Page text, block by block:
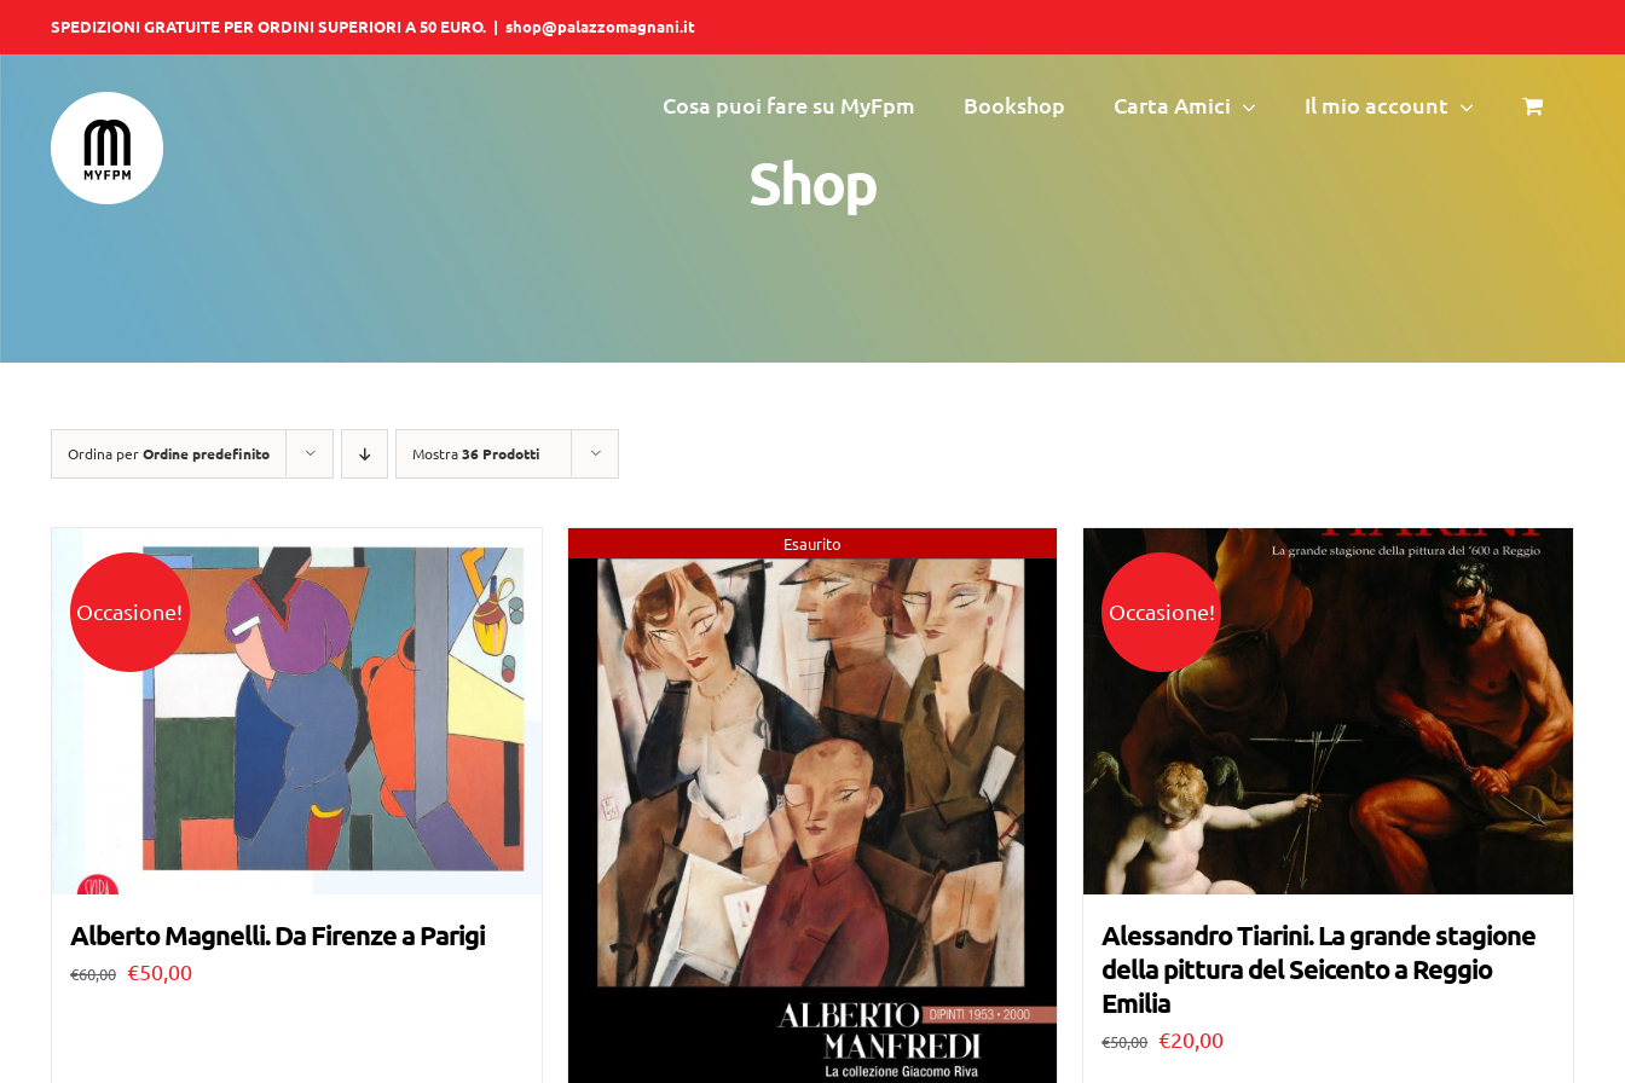
al
contenuto
SPEDIZIONI GRATUITE PER ORDINI SUPERIORI A 50 EURO. | shop@palazzomagnani.it
Cosa puoi fare su MyFpm Bookshop Carta Amici Il mio account
Shop
Ordina perOrdine predefinito Mostra36 Prodotti
Occasione!
Alberto Magnelli. Da Firenze a Parigi
€60,00 Il
€50,00Il
Esaurito
Occasione!
Alessandro Tiarini. La grande stagione
della pittura del Seicento a Reggio
Emilia
€50,00 Il
€20,00Il